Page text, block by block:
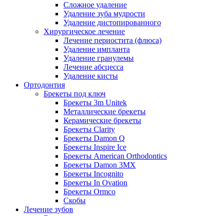
Сложное удаление
Удаление зуба мудрости
Удаление дистопированного
Хирургическое лечение
Лечение периостита (флюса)
Удаление импланта
Удаление гранулемы
Лечение абсцесса
Удаление кисты
Ортодонтия
Брекеты под ключ
Брекеты 3m Unitek
Металлические брекеты
Керамические брекеты
Брекеты Clarity
Брекеты Damon Q
Брекеты Inspire Ice
Брекеты American Orthodontics
Брекеты Damon 3MX
Брекеты Incognito
Брекеты In Ovation
Брекеты Ormco
Скобы
Лечение зубов